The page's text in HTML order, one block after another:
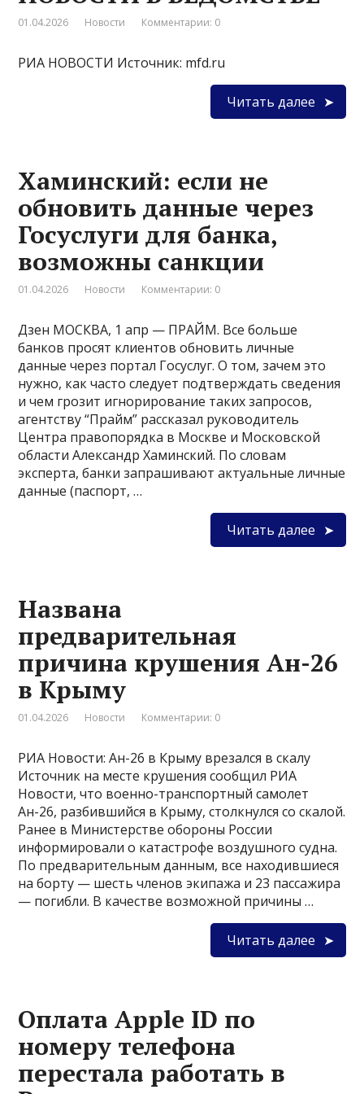
01.04.2026 Новости Комментарии: 0
РИА НОВОСТИ Источник: mfd.ru
Читать далее
Хаминский: если не
обновить данные через
Госуслуги для банка,
возможны санкции
01.04.2026 Новости Комментарии: 0
Дзен МОСКВА, 1 апр — ПРАЙМ. Все больше
банков просят клиентов обновить личные
данные через портал Госуслуг. О том, зачем это
нужно, как часто следует подтверждать сведения
и чем грозит игнорирование таких запросов,
агентству “Прайм” рассказал руководитель
Центра правопорядка в Москве и Московской
области Александр Хаминский. По словам
эксперта, банки запрашивают актуальные личные
данные (паспорт, …
Читать далее
Названа
предварительная
причина крушения Ан-26
в Крыму
01.04.2026 Новости Комментарии: 0
РИА Новости: Ан-26 в Крыму врезался в скалу
Источник на месте крушения сообщил РИА
Новости, что военно-транспортный самолет
Ан-26, разбившийся в Крыму, столкнулся со скалой.
Ранее в Министерстве обороны России
информировали о катастрофе воздушного судна.
По предварительным данным, все находившиеся
на борту — шесть членов экипажа и 23 пассажира
— погибли. В качестве возможной причины …
Читать далее
Оплата Apple ID по
номеру телефона
перестала работать в